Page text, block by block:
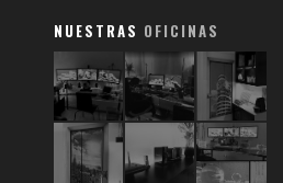
NUESTRAS OFICINAS